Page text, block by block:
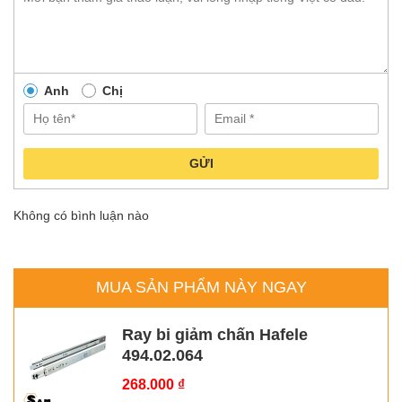
ngay hôm nay. Mọi thông tin chi tiết vui lòng liên hệHotline: 090
Anh Chị
GỬI
Không có bình luận nào
MUA SẢN PHẨM NÀY NGAY
Ray bi giảm chấn Hafele
494.02.064
268.000 ₫